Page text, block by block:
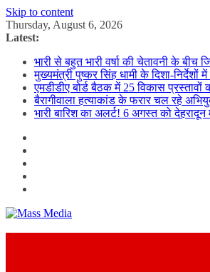
Skip to content
Thursday, August 6, 2026
Latest:
भारी से बहुत भारी वर्षा की चेतावनी के बीच
मुख्यमंत्री पुष्कर सिंह धामी के दिशा-निर्देशों
एमडीडीए बोर्ड बैठक में 25 विकास प्रस्तावों
बैरागीवाला हत्याकांड के फरार चल रहे
भारी बारिश का अलर्ट! 6 अगस्त को